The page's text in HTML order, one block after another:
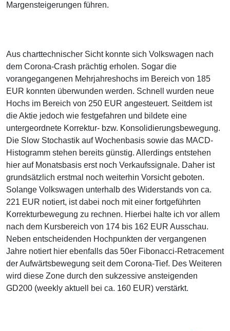
Margensteigerungen führen.
Aus charttechnischer Sicht konnte sich Volkswagen nach
dem Corona-Crash prächtig erholen. Sogar die
vorangegangenen Mehrjahreshochs im Bereich von 185
EUR konnten überwunden werden. Schnell wurden neue
Hochs im Bereich von 250 EUR angesteuert. Seitdem ist
die Aktie jedoch wie festgefahren und bildete eine
untergeordnete Korrektur- bzw. Konsolidierungsbewegung.
Die Slow Stochastik auf Wochenbasis sowie das MACD-
Histogramm stehen bereits günstig. Allerdings entstehen
hier auf Monatsbasis erst noch Verkaufssignale. Daher ist
grundsätzlich erstmal noch weiterhin Vorsicht geboten.
Solange Volkswagen unterhalb des Widerstands von ca.
221 EUR notiert, ist dabei noch mit einer fortgeführten
Korrekturbewegung zu rechnen. Hierbei halte ich vor allem
nach dem Kursbereich von 174 bis 162 EUR Ausschau.
Neben entscheidenden Hochpunkten der vergangenen
Jahre notiert hier ebenfalls das 50er Fibonacci-Retracement
der Aufwärtsbewegung seit dem Corona-Tief. Des Weiteren
wird diese Zone durch den sukzessive ansteigenden
GD200 (weekly aktuell bei ca. 160 EUR) verstärkt.